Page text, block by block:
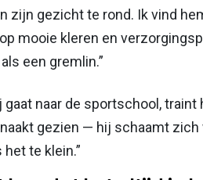
zijn gezicht te rond. Ik vind
mooie kleren en
een gremlin.”
gaat naar de sportschool,
gezien — hij schaamt
te klein.”